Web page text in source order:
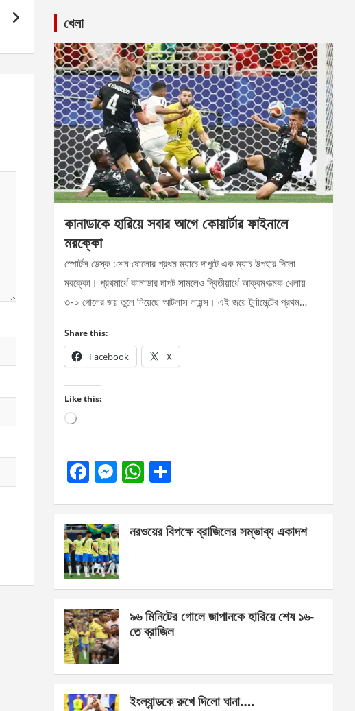
খেলা
কানাডাকে হারিয়ে সবার আগে কোয়ার্টার ফাইনালে
মরক্কো
স্পোর্টস ডেস্ক :শেষ ষোলোর প্রথম ম্যাচে দাপুটে এক ম্যাচ উপহার দিলো
মরক্কো। প্রথমার্ধে কানাডার দাপট সামলেও দ্বিতীয়ার্ধে আক্রমণাত্মক খেলায়
৩-০ গোলের জয় তুলে নিয়েছে আটলাস লায়ন্স। এই জয়ে টুর্নামেন্টের প্রথম…
Share this:
Facebook X
Like this:
Loading…
F
b
o
o
k
M
n
g
er
W
s
e
নরওয়ের বিপক্ষে ব্রাজিলের সম্ভাব্য একাদশ
৯৬ মিনিটের গোলে জাপানকে হারিয়ে শেষ ১৬-
তে ব্রাজিল
ইংল্যান্ডকে রুখে দিলো ঘানা….